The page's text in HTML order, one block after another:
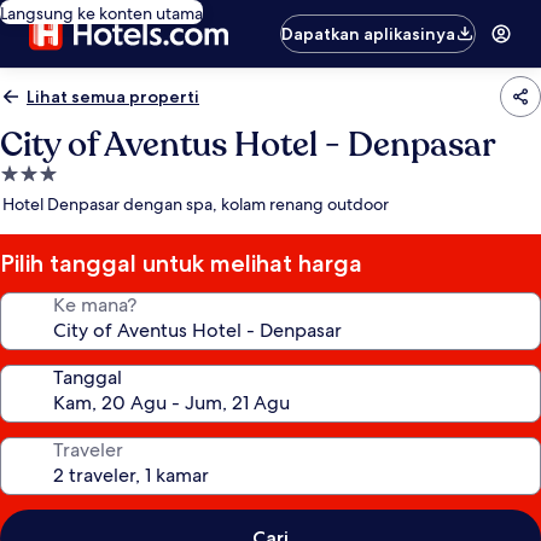
Langsung ke konten utama
Dapatkan aplikasinya
Lihat semua properti
City of Aventus Hotel - Denpasar
Properti
bintang
Hotel Denpasar dengan spa, kolam renang outdoor
Pilih tanggal untuk melihat harga
Ke mana?
Tanggal
Traveler